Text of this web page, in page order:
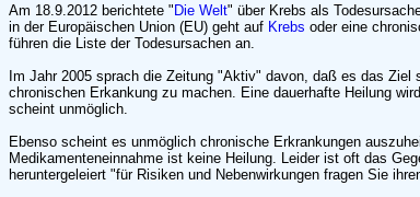
Am 18.9.2012 berichtete " Die Welt" über Krebs als
in der Europäischen Union (EU) geht auf Krebs oder eine
führen die Liste der Todesursachen an.
Im Jahr 2005 sprach die Zeitung "Aktiv" davon, daß es das Ziel
chronischen Erkankung zu machen. Eine dauerhafte Heilung
scheint unmöglich.
Ebenso scheint es unmöglich chronische Erkrankungen
Medikamenteneinnahme ist keine Heilung. Leider ist oft das
heruntergeleiert "für Risiken und Nebenwirkungen fragen Sie